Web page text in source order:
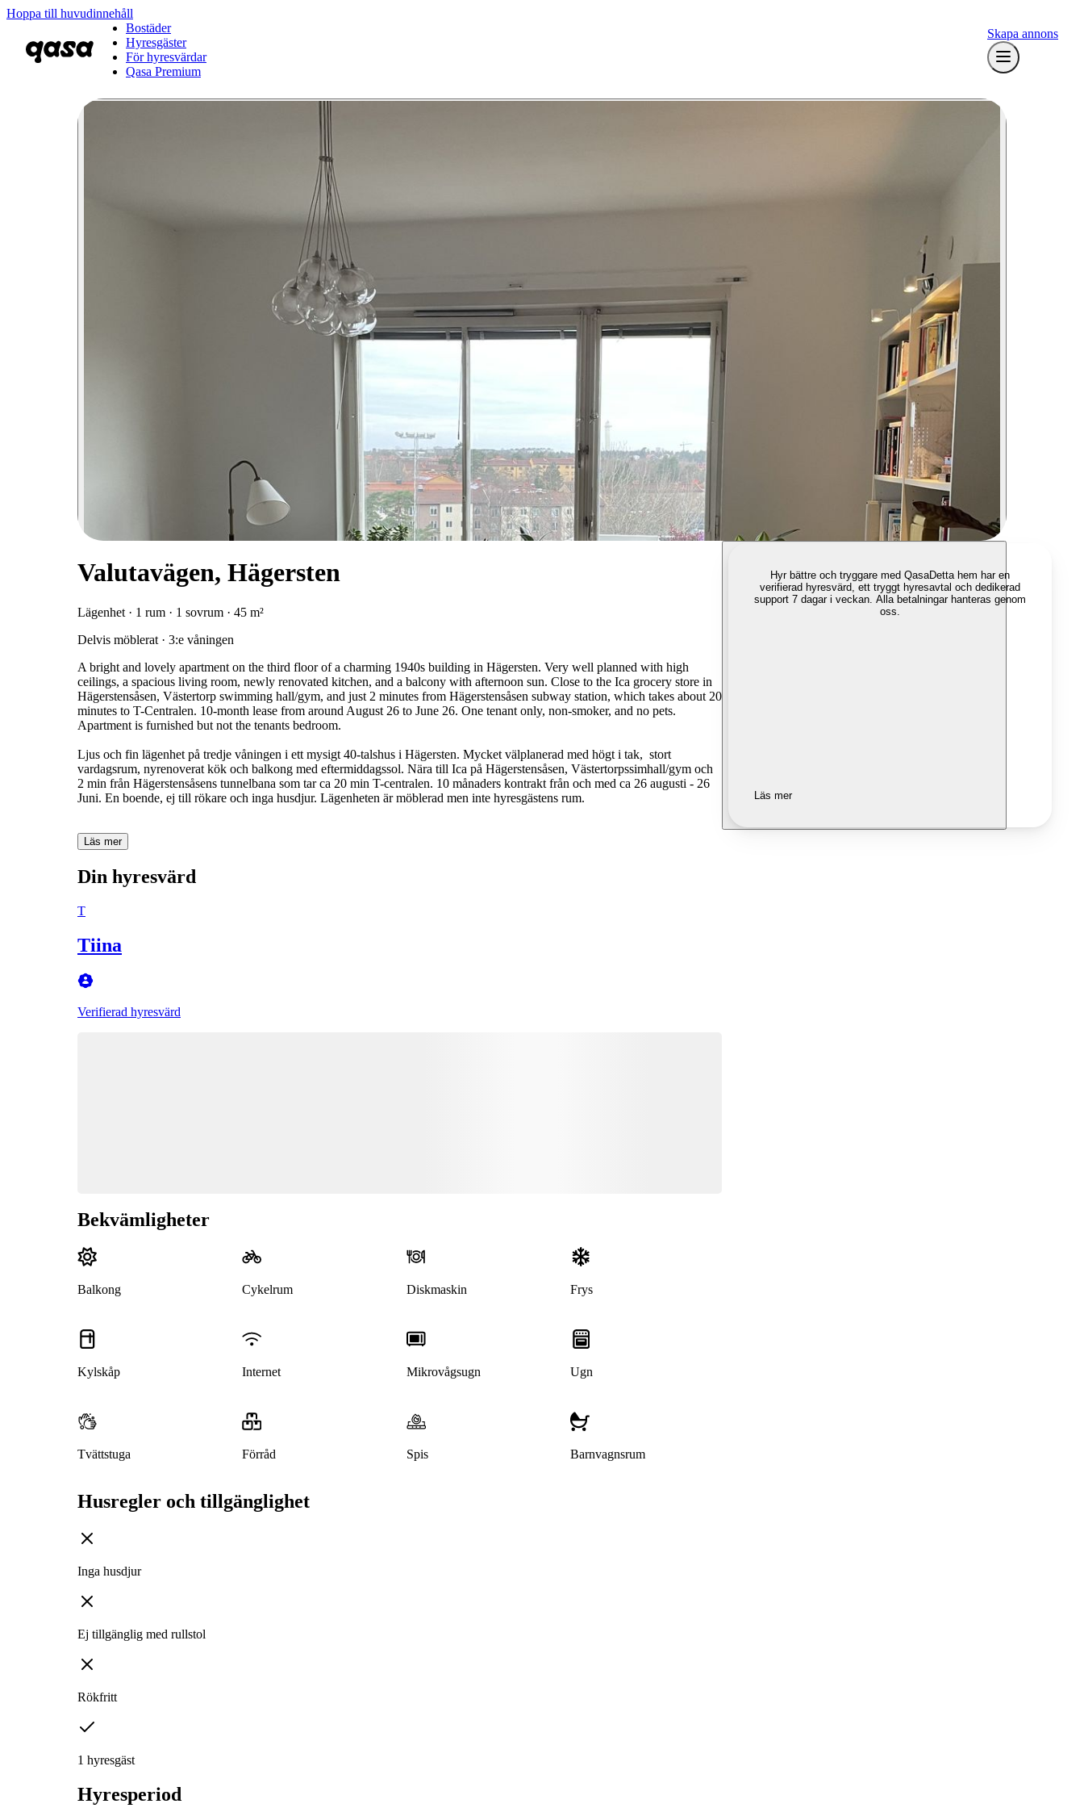
Hoppa till huvudinnehåll
Bostäder
Hyresgäster
För hyresvärdar
Qasa Premium
Skapa annons
Valutavägen, Hägersten
Lägenhet · 1 rum · 1 sovrum · 45 m²
Delvis möblerat · 3:e våningen
A bright and lovely apartment on the third floor of a charming 1940s building in Hägersten. Very well planned with high
ceilings, a spacious living room, newly renovated kitchen, and a balcony with afternoon sun. Close to the Ica grocery store in
Hägerstensåsen, Västertorp swimming hall/gym, and just 2 minutes from Hägerstensåsen subway station, which takes about 20
minutes to T-Centralen. 10-month lease from around August 26 to June 26. One tenant only, non-smoker, and no pets.
Apartment is furnished but not the tenants bedroom.
Ljus och fin lägenhet på tredje våningen i ett mysigt 40-talshus i Hägersten. Mycket välplanerad med högt i tak, stort
vardagsrum, nyrenoverat kök och balkong med eftermiddagssol. Nära till Ica på Hägerstensåsen, Västertorpssimhall/gym och
2 min från Hägerstensåsens tunnelbana som tar ca 20 min T-centralen. 10 månaders kontrakt från och med ca 26 augusti - 26
Juni. En boende, ej till rökare och inga husdjur. Lägenheten är möblerad men inte hyresgästens rum.
Läs mer
Din hyresvärd
T
Tiina
Verifierad hyresvärd
Bekvämligheter
Balkong Cykelrum Diskmaskin Frys
Kylskåp Internet Mikrovågsugn Ugn
Tvättstuga Förråd Spis Barnvagnsrum
Husregler och tillgänglighet
Inga husdjur
Ej tillgänglig med rullstol
Rökfritt
1 hyresgäst
Hyresperiod
Hyr bättre och tryggare med QasaDetta hem har en
verifierad hyresvärd, ett tryggt hyresavtal och dedikerad
support 7 dagar i veckan. Alla betalningar hanteras genom
oss.
Läs mer